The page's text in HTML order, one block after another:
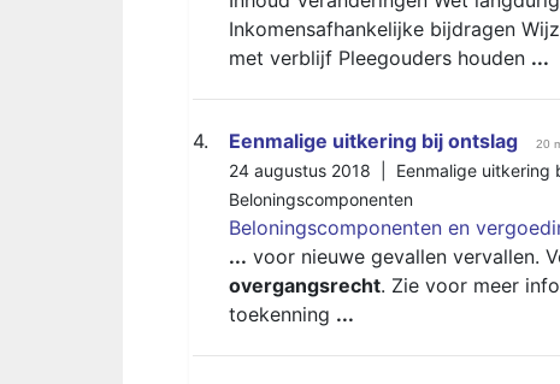
Inkomensafhankelijke bijdragen
met verblijf Pleegouders houden ...
4. Eenmalige uitkering bij ontslag 20
24 augustus 2018 | Eenmalige uitkering
Beloningscomponenten
Beloningscomponenten en
... voor nieuwe gevallen vervallen.
overgangsrecht. Zie voor meer
toekenning ...